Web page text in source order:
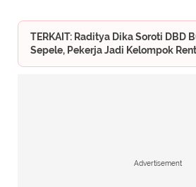
TERKAIT: Raditya Dika Soroti DBD
Sepele, Pekerja Jadi Kelompok
Advertisement